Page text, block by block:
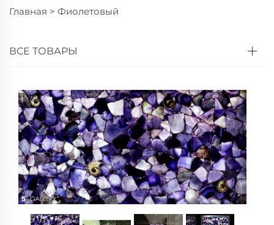
Главная > Фиолетовый
ВСЕ ТОВАРЫ